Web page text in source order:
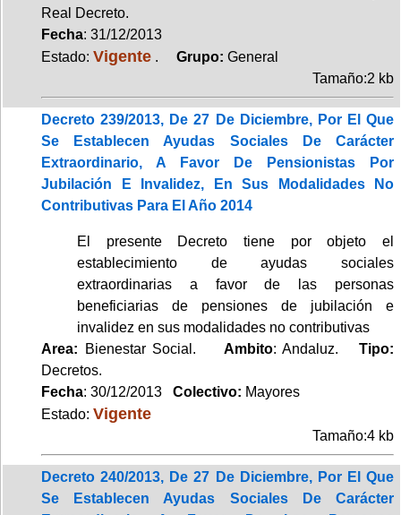
Real Decreto.
Fecha: 31/12/2013
Estado: Vigente . Grupo: General
Tamaño:2 kb
Decreto 239/2013, De 27 De Diciembre, Por El Que
Se Establecen Ayudas Sociales De Carácter
Extraordinario, A Favor De Pensionistas Por
Jubilación E Invalidez, En Sus Modalidades No
Contributivas Para El Año 2014
El presente Decreto tiene por objeto el
establecimiento de ayudas sociales
extraordinarias a favor de las personas
beneficiarias de pensiones de jubilación e
invalidez en sus modalidades no contributivas
Area: Bienestar Social. Ambito: Andaluz.Tipo:
Decretos.
Fecha: 30/12/2013 Colectivo: Mayores
Estado: Vigente
Tamaño:4 kb
Decreto 240/2013, De 27 De Diciembre, Por El Que
Se Establecen Ayudas Sociales De Carácter